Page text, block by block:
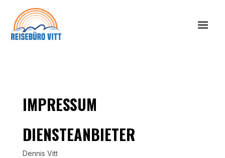
IMPRESSUM
DIENSTEANBIETER
Dennis Vitt